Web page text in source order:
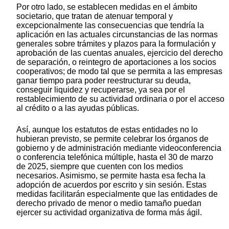
Por otro lado, se establecen medidas en el ámbito
societario, que tratan de atenuar temporal y
excepcionalmente las consecuencias que tendría la
aplicación en las actuales circunstancias de las normas
generales sobre trámites y plazos para la formulación y
aprobación de las cuentas anuales, ejercicio del derecho
de separación, o reintegro de aportaciones a los socios
cooperativos; de modo tal que se permita a las empresas
ganar tiempo para poder reestructurar su deuda,
conseguir liquidez y recuperarse, ya sea por el
restablecimiento de su actividad ordinaria o por el acceso
al crédito o a las ayudas públicas.
Así, aunque los estatutos de estas entidades no lo
hubieran previsto, se permite celebrar los órganos de
gobierno y de administración mediante videoconferencia
o conferencia telefónica múltiple, hasta el 30 de marzo
de 2025, siempre que cuenten con los medios
necesarios. Asimismo, se permite hasta esa fecha la
adopción de acuerdos por escrito y sin sesión. Estas
medidas facilitarán especialmente que las entidades de
derecho privado de menor o medio tamaño puedan
ejercer su actividad organizativa de forma más ágil.